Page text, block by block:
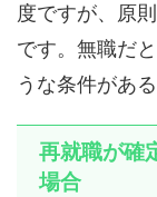
度ですが、原
です。無職だ
うな条件があ
再就職が確
場合